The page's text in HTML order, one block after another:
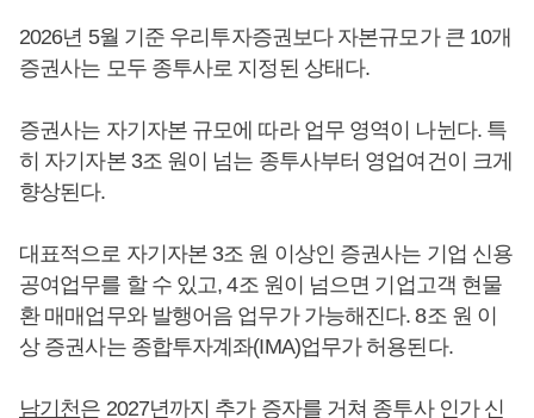
2026년 5월 기준 우리투자증권보다 자본규모가 큰 10개
증권사는 모두 종투사로 지정된 상태다.
증권사는 자기자본 규모에 따라 업무 영역이 나뉜다. 특
히 자기자본 3조 원이 넘는 종투사부터 영업여건이 크게
향상된다.
대표적으로 자기자본 3조 원 이상인 증권사는 기업 신용
공여업무를 할 수 있고, 4조 원이 넘으면 기업고객 현물
환 매매업무와 발행어음 업무가 가능해진다. 8조 원 이
상 증권사는 종합투자계좌(IMA)업무가 허용된다.
남기천은 2027년까지 추가 증자를 거쳐 종투사 인가 신